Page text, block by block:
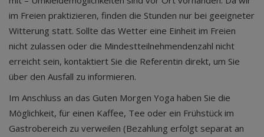
im Freien praktizieren, finden die Stunden nur bei geeigneter
Witterung statt. Sollte das Wetter eine Einheit im Freien
nicht zulassen oder die Mindestteilnehmendenzahl nicht
erreicht sein, kontaktiert Sie die Referentin direkt, um Sie
über den Ausfall zu informieren.
Im Anschluss an das Guten Morgen Yoga haben Sie die
Möglichkeit, für einen Kaffee, Tee oder ein Frühstück im
Gastrobereich zu verweilen (Bezahlung erfolgt separat an